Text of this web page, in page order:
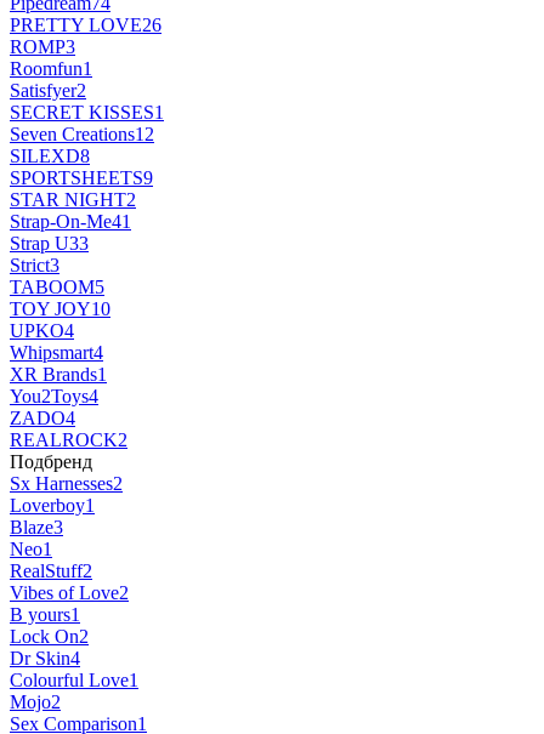
PRETTY LOVE26
ROMP3
Roomfun1
Satisfyer2
SECRET KISSES1
Seven Creations12
SILEXD8
SPORTSHEETS9
STAR NIGHT2
Strap-On-Me41
Strap U33
Strict3
TABOOM5
TOY JOY10
UPKO4
Whipsmart4
XR Brands1
You2Toys4
ZADO4
REALROCK2
Подбренд
Sx Harnesses2
Loverboy1
Blaze3
Neo1
RealStuff2
Vibes of Love2
B yours1
Lock On2
Dr Skin4
Colourful Love1
Mojo2
Sex Comparison1